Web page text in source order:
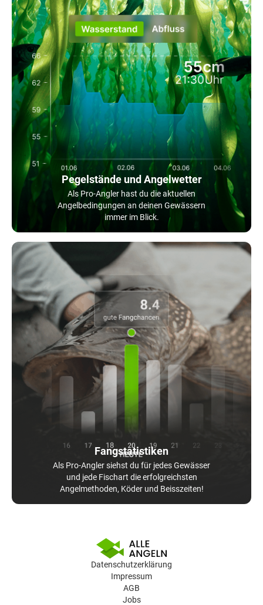
Pegelstände und Angelwetter
Als Pro-Angler hast du die aktuellen
Angelbedingungen an deinen Gewässern
immer im Blick.
Fangstatistiken
Als Pro-Angler siehst du für jedes Gewässer
und jede Fischart die erfolgreichsten
Angelmethoden, Köder und Beisszeiten!
Datenschutzerklärung
Impressum
AGB
Jobs